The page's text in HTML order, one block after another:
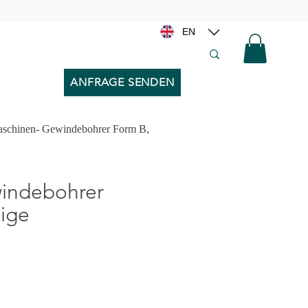
EN
ANFRAGE SENDEN
Filiere per Diametro x Passo >>
Gewindebohrer Form B,